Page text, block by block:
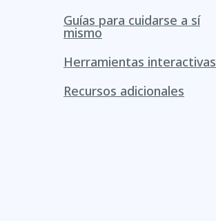
Guías para cuidarse a sí
mismo
Herramientas interactivas
Recursos adicionales